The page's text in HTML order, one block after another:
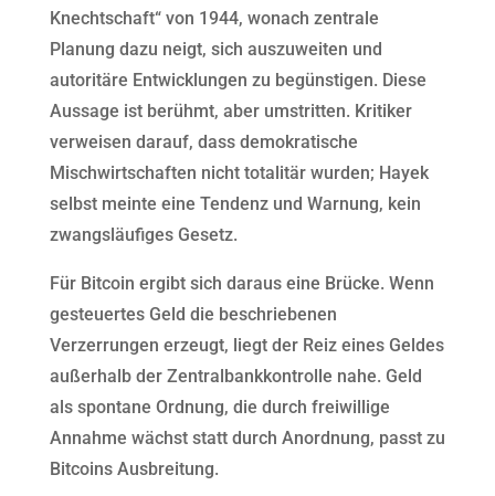
Knechtschaft“ von 1944, wonach zentrale
Planung dazu neigt, sich auszuweiten und
autoritäre Entwicklungen zu begünstigen. Diese
Aussage ist berühmt, aber umstritten. Kritiker
verweisen darauf, dass demokratische
Mischwirtschaften nicht totalitär wurden; Hayek
selbst meinte eine Tendenz und Warnung, kein
zwangsläufiges Gesetz.
Für Bitcoin ergibt sich daraus eine Brücke. Wenn
gesteuertes Geld die beschriebenen
Verzerrungen erzeugt, liegt der Reiz eines Geldes
außerhalb der Zentralbankkontrolle nahe. Geld
als spontane Ordnung, die durch freiwillige
Annahme wächst statt durch Anordnung, passt zu
Bitcoins Ausbreitung.